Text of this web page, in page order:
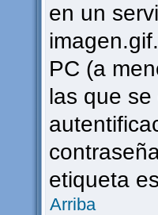
en un
PC (a
las que
etiqueta
Arriba